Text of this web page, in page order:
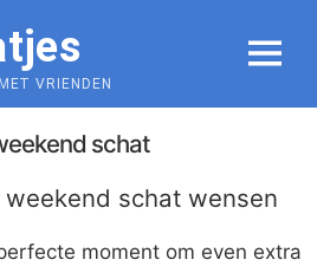
VRIENDEN
MENU
schat
schat wensen
moment om even extra